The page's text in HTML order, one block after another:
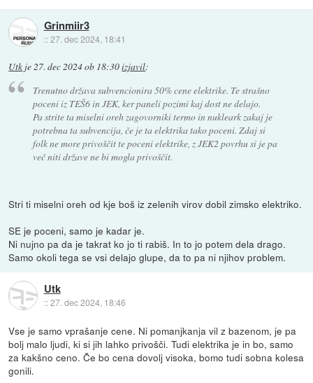
Grinmiir3
::27. dec 2024, 18:41
Utk je27. dec 2024 ob 18:30izjavil:
Trenutno država subvencionira 50% cene elektrike. Te strašno
poceni iz TEŠ6 in JEK, ker paneli pozimi kaj dost ne delajo.
Pa strite ta miselni oreh zagovorniki termo in nukleark zakaj je
potrebna ta subvencija, če je ta elektrika tako poceni. Zdaj si
folk ne more privoščit te poceni elektrike, z JEK2 povrhu si je pa
več niti države ne bi mogla privoščit.
Stri ti miselni oreh od kje boš iz zelenih virov dobil zimsko elektriko.
SE je poceni, samo je kadar je.
Ni nujno pa da je takrat ko jo ti rabiš. In to jo potem dela drago.
Samo okoli tega se vsi delajo glupe, da to pa ni njihov problem.
Utk
::27. dec 2024, 18:46
Vse je samo vprašanje cene. Ni pomanjkanja vil z bazenom, je pa
bolj malo ljudi, ki si jih lahko privošči. Tudi elektrika je in bo, samo
za kakšno ceno. Če bo cena dovolj visoka, bomo tudi sobna kolesa
gonili.